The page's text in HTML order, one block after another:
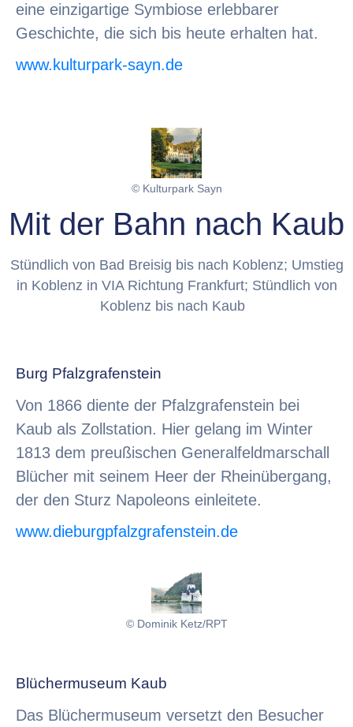
eine einzigartige Symbiose erlebbarer
Geschichte, die sich bis heute erhalten hat.
www.kulturpark-sayn.de
© Kulturpark Sayn
Mit der Bahn nach Kaub
Stündlich von Bad Breisig bis nach Koblenz; Umstieg
in Koblenz in VIA Richtung Frankfurt; Stündlich von
Koblenz bis nach Kaub
Burg Pfalzgrafenstein
Von 1866 diente der Pfalzgrafenstein bei
Kaub als Zollstation. Hier gelang im Winter
1813 dem preußischen Generalfeldmarschall
Blücher mit seinem Heer der Rheinübergang,
der den Sturz Napoleons einleitete.
www.dieburgpfalzgrafenstein.de
© Dominik Ketz/RPT
Blüchermuseum Kaub
Das Blüchermuseum versetzt den Besucher